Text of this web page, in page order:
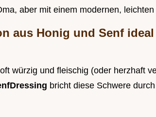
aber mit einem modernen, leichten
aus Honig und Senf ideal
würzig und fleischig (oder herzhaft
bricht diese Schwere